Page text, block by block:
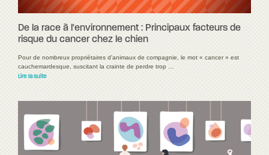
De la race à l'environnement : Principaux facteurs de
risque du cancer chez le chien
Pour de nombreux propriétaires d'animaux de compagnie, le mot « cancer » est
cauchemardesque, suscitant la crainte de perdre trop …
Lire la suite